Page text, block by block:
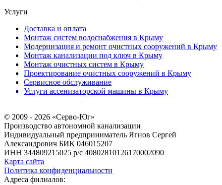
Услуги
Доставка и оплата
Монтаж систем водоснабжения в Крыму
Модернизация и ремонт очистных сооружений в Крыму
Монтаж канализации под ключ в Крыму
Монтаж очистных систем в Крыму
Проектирование очистных сооружений в Крыму
Сервисное обслуживание
Услуги ассенизаторской машины в Крыму
© 2009 - 2026 «Серво-Юг»
Производство автономной канализации
Индивидуальный предприниматель Ягнов Сергей
Александрович БИК 046015207
ИНН 344809215025 р/с 40802810126170002090
Карта сайта
Политика конфиденциальности
Адреса филиалов: